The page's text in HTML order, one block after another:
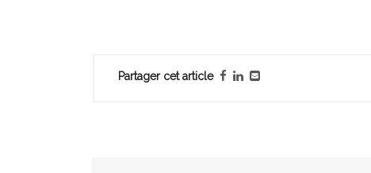
Partager cet article